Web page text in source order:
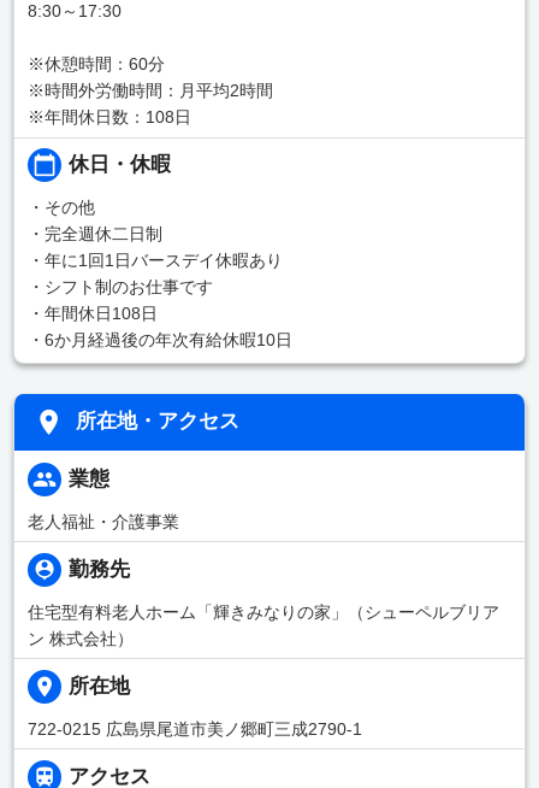
8:30～17:30
※休憩時間：60分
※時間外労働時間：月平均2時間
※年間休日数：108日
休日・休暇
・その他
・完全週休二日制
・年に1回1日バースデイ休暇あり
・シフト制のお仕事です
・年間休日108日
・6か月経過後の年次有給休暇10日
所在地・アクセス
業態
老人福祉・介護事業
勤務先
住宅型有料老人ホーム「輝きみなりの家」（シューペルブリア
ン 株式会社）
所在地
722-0215 広島県尾道市美ノ郷町三成2790-1
アクセス